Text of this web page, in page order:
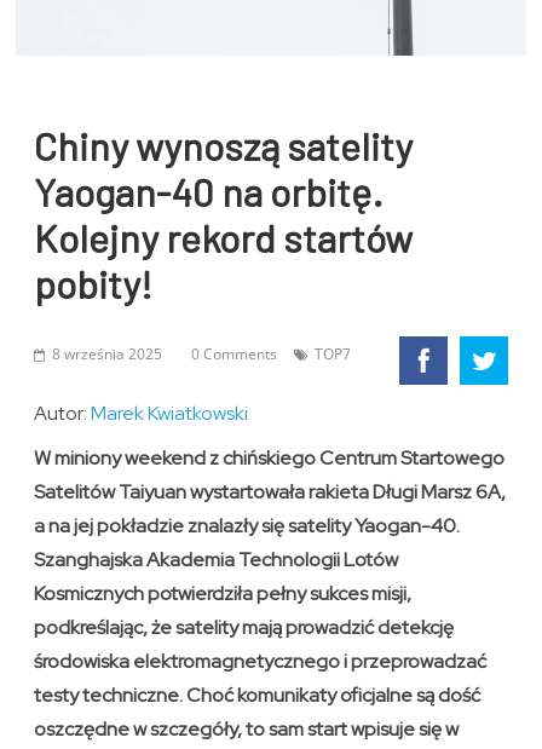
Chiny wynoszą satelity
Yaogan-40 na orbitę.
Kolejny rekord startów
pobity!
8 września 2025 0 Comments TOP7
Autor:Marek Kwiatkowski
W miniony weekend z chińskiego Centrum Startowego
Satelitów Taiyuan wystartowała rakieta Długi Marsz 6A,
a na jej pokładzie znalazły się satelity Yaogan-40.
Szanghajska Akademia Technologii Lotów
Kosmicznych potwierdziła pełny sukces misji,
podkreślając, że satelity mają prowadzić detekcję
środowiska elektromagnetycznego i przeprowadzać
testy techniczne. Choć komunikaty oficjalne są dość
oszczędne w szczegóły, to sam start wpisuje się w